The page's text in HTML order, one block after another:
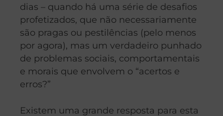
dias – quando há uma série de desafios
profetizados, que não necessariamente
são pragas ou pestilências (pelo menos
por agora), mas um verdadeiro punhado
de problemas sociais, comportamentais
e morais que envolvem o “acertos e
erros?”
Existem uma grande resposta para esta